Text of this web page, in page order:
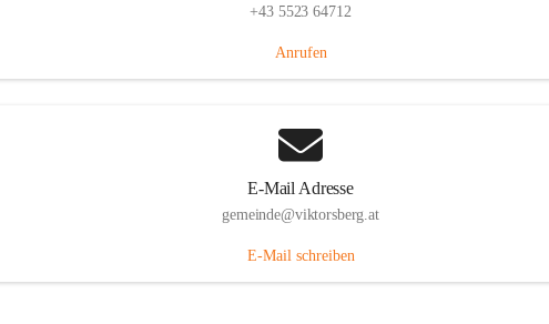
+43 5523 64712
Anrufen
E-Mail Adresse
gemeinde@viktorsberg.at
E-Mail schreiben